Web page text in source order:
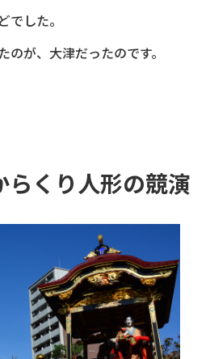
した。
が、大津だったのです。
くり人形の競演